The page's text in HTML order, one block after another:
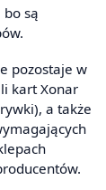
są
pozostaje w
kart Xonar
a także